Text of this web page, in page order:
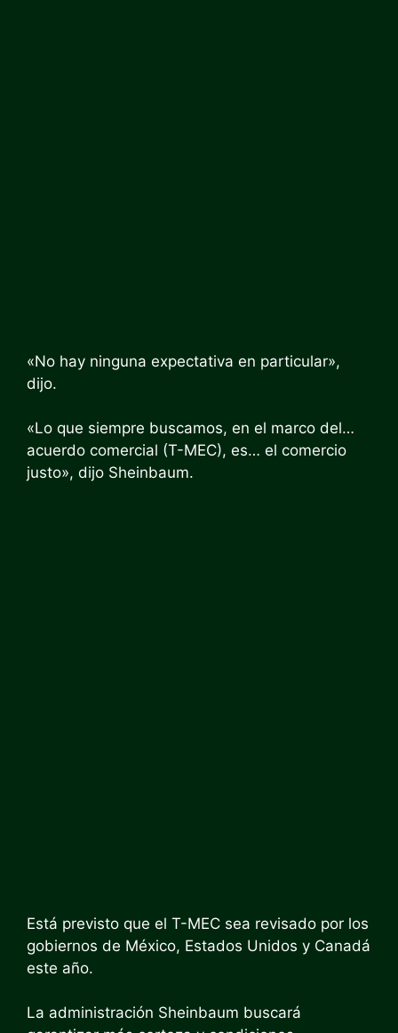
«No hay ninguna expectativa en particular»,
dijo.
«Lo que siempre buscamos, en el marco del…
acuerdo comercial (T-MEC), es… el comercio
justo», dijo Sheinbaum.
Está previsto que el T-MEC sea revisado por los
gobiernos de México, Estados Unidos y Canadá
este año.
La administración Sheinbaum buscará